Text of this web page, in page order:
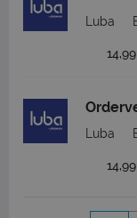
Luba
Luba